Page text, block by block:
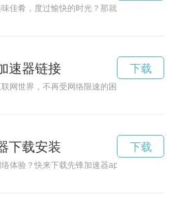
佳肴，度过愉快的时光？那就来“快鸭”吧！
速器链接
网世界，不再受网络限速的困扰？那就赶快
下载
下载安装
体验？快来下载先锋加速器app，让你告别卡
下载